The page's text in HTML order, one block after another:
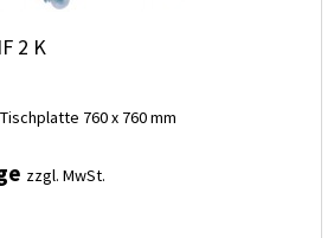
2 K
760 x 760 mm
zzgl. MwSt.